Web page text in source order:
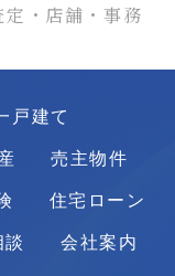
・店舗・事務
戸建て
売主物件
住宅ローン
談
会社案内